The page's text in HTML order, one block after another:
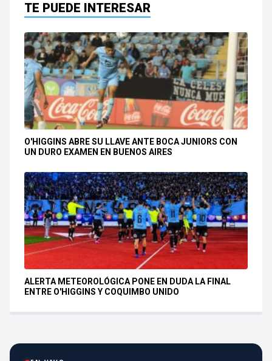
TE PUEDE INTERESAR
O'HIGGINS ABRE SU LLAVE ANTE BOCA JUNIORS CON
UN DURO EXAMEN EN BUENOS AIRES
ALERTA METEOROLÓGICA PONE EN DUDA LA FINAL
ENTRE O'HIGGINS Y COQUIMBO UNIDO